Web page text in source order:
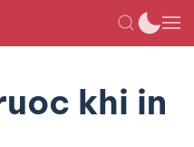
khi in